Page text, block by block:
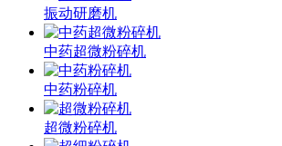
振动研磨机
中药超微粉碎机
中药粉碎机
超微粉碎机